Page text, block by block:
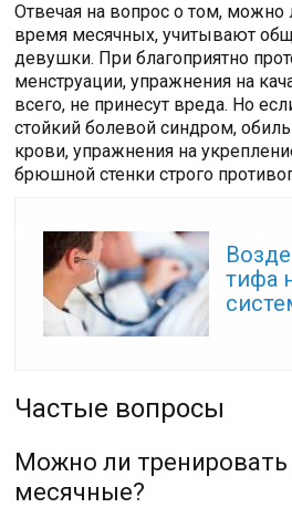
Отвечая на вопрос о том, можно
время месячных, учитывают
девушки. При благоприятно
менструации, упражнения на
всего, не принесут вреда. Но
стойкий болевой синдром,
крови, упражнения на
брюшной стенки строго
тифа
Частые вопросы
Можно ли тренировать
месячные?